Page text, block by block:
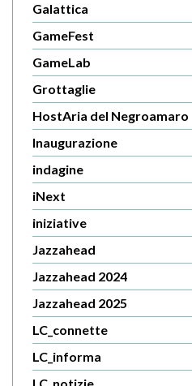
Galattica
GameFest
GameLab
Grottaglie
HostAria del Negroamaro
Inaugurazione
indagine
iNext
iniziative
Jazzahead
Jazzahead 2024
Jazzahead 2025
LC_connette
LC_informa